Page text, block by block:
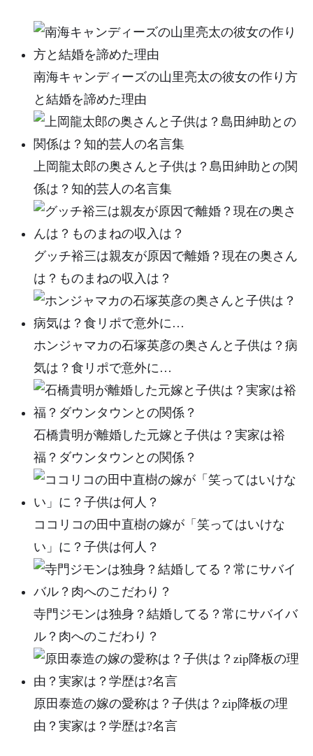
南海キャンディーズの山里亮太の彼女の作り方
と結婚を諦めた理由
上岡龍太郎の奥さんと子供は？島田紳助との関
係は？知的芸人の名言集
グッチ裕三は親友が原因で離婚？現在の奥さん
は？ものまねの収入は？
ホンジャマカの石塚英彦の奥さんと子供は？病
気は？食リポで意外に…
石橋貴明が離婚した元嫁と子供は？実家は裕
福？ダウンタウンとの関係？
ココリコの田中直樹の嫁が「笑ってはいけな
い」に？子供は何人？
寺門ジモンは独身？結婚してる？常にサバイバ
ル？肉へのこだわり？
原田泰造の嫁の愛称は？子供は？zip降板の理
由？実家は？学歴は?名言